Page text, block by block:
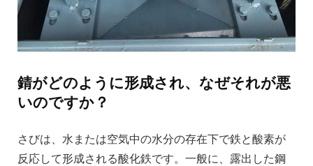
錆がどのように形成され、なぜそれが悪
いのですか？
さびは、水または空気中の水分の存在下で鉄と酸素が
反応して形成される酸化鉄です。一般に、露出した鋼